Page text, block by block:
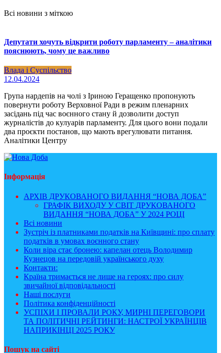
Всі новини з міткою
Депутати хочуть відкрити роботу парламенту – аналітики
пояснюють, чому це важливо
Влада і Суспільство
12.04.2024
Група нардепів на чолі з Іриною Геращенко пропонують
повернути роботу Верховної Ради в режим пленарних
засідань під час воєнного стану й дозволити доступ
журналістів до кулуарів парламенту. Для цього вони подали
два проєкти постанов, що мають врегулювати питання.
Аналітики Центру
Інформація
АРХІВ ДРУКОВАНОГО ВИДАННЯ “НОВА ДОБА”
ГРАФІК ВИХОДУ У СВІТ ДРУКОВАНОГО
ВИДАННЯ “НОВА ДОБА” У 2024 РОЦІ
Всі новини
Зустріч із платниками податків на Київщині: про сплату
податків в умовах воєнного стану
Коли віра стає бронею: капелан отець Володимир
Кузнецов на передовій українського духу
Контакти:
Країна тримається не лише на героях: про силу
звичайної відповідальності
Наші послуги
Політика конфіденційності
УСПІХИ І ПРОВАЛИ РОКУ, МИРНІ ПЕРЕГОВОРИ
ТА ПОЛІТИЧНІ РЕЙТИНГИ: НАСТРОЇ УКРАЇНЦІВ
НАПРИКІНЦІ 2025 РОКУ
Пошук на сайті